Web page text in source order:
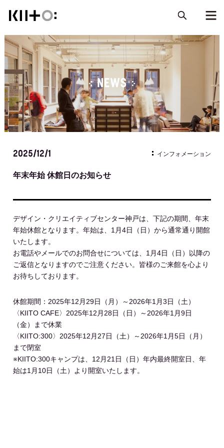
NEWS
2025/12/1 インフォメーション
年末年始 休館日のお知らせ
デザイン・クリエイティブセンター神戸は、下記の期間、年末
年始休館となります。年始は、1月4日（日）から通常通り開館
いたします。
お電話やメールでのお問合せについては、1月4日（日）以降の
ご返信となりますのでご注意ください。皆様のご来館を心より
お待ちしております。
休館期間：2025年12月29日（月）～2026年1月3日（土）
〈KIITO CAFE〉2025年12月28日（日）～2026年1月9日
（金）まで休業
〈KIITO:300〉2025年12月27日（土）～2026年1月5日（月）
まで閉室
※KIITO:300キャンプは、12月21日（日）年内最終開室日、年
始は1月10日（土）より開室いたします。